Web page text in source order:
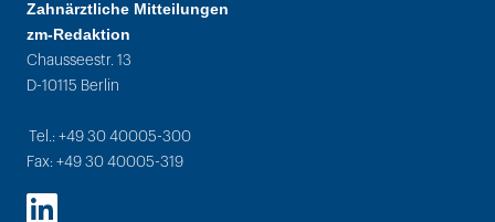
Zahnärztliche Mitteilungen
zm-Redaktion
Chausseestr. 13
D-10115 Berlin
Tel.: +49 30 40005-300
Fax: +49 30 40005-319